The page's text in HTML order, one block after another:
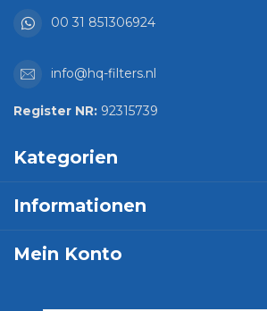
00 31 851306924
info@hq-filters.nl
Register NR: 92315739
Kategorien
Informationen
Mein Konto